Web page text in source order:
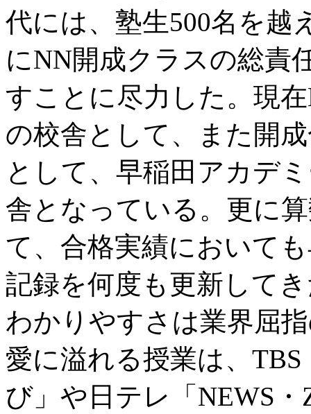
代には、塾生500名を越
にNN開成クラスの総責
すことに尽力した。現
の校舎として、また開
として、早稲田アカデ
舎となっている。更に
て、合格実績において
記録を何度も更新して
わかりやすさは業界屈
愛に溢れる授業は、
び」や日テレ「NEWS